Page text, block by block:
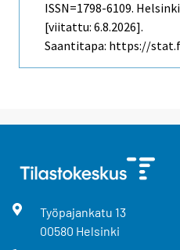
ISSN=1798-6109.
[viitattu: 6.8.2026].
Saantitapa: https://
Työpajankatu 13
00580 Helsinki